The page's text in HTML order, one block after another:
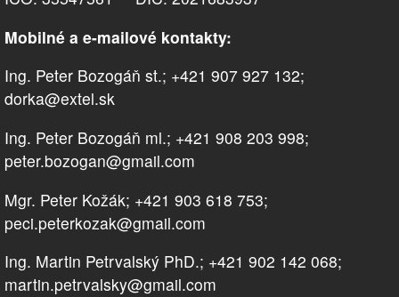
Mobilné a e-mailové kontakty:
Ing. Peter Bozogáň st.; +421 907 927 132;
dorka@extel.sk
Ing. Peter Bozogáň ml.; +421 908 203 998;
peter.bozogan@gmail.com
Mgr. Peter Kožák; +421 903 618 753;
peci.peterkozak@gmail.com
Ing. Martin Petrvalský PhD.; +421 902 142 068;
martin.petrvalsky@gmail.com